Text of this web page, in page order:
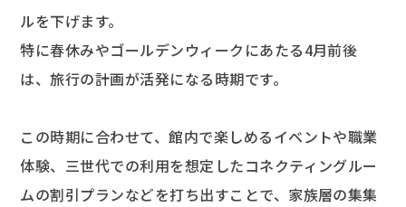
ルを下げます。
特に春休みやゴールデンウィークにあたる4月前後
は、旅行の計画が活発になる時期です。
この時期に合わせて、館内で楽しめるイベントや職業
体験、三世代での利用を想定したコネクティングルー
ムの割引プランなどを打ち出すことで、家族層の集集